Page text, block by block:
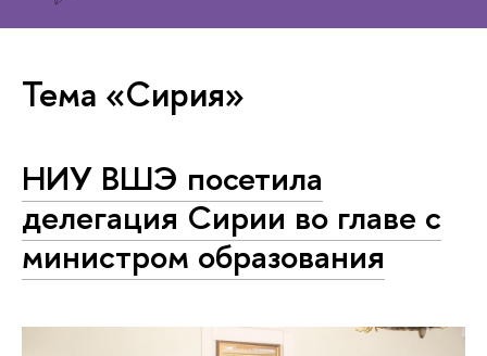
Тема «Сирия»
НИУ ВШЭ посетила
делегация Сирии во главе с
министром образования